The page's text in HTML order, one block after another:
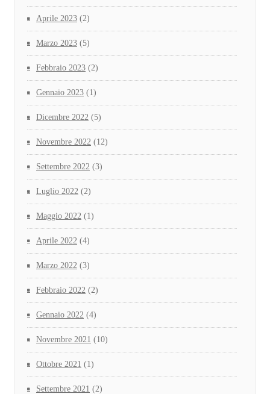
Aprile 2023 (2)
Marzo 2023 (5)
Febbraio 2023 (2)
Gennaio 2023 (1)
Dicembre 2022 (5)
Novembre 2022 (12)
Settembre 2022 (3)
Luglio 2022 (2)
Maggio 2022 (1)
Aprile 2022 (4)
Marzo 2022 (3)
Febbraio 2022 (2)
Gennaio 2022 (4)
Novembre 2021 (10)
Ottobre 2021 (1)
Settembre 2021 (2)